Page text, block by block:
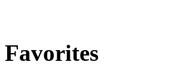
Favorites